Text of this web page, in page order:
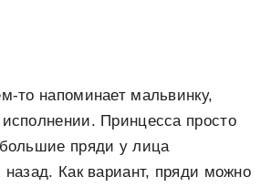
то напоминает мальвинку,
Принцесса просто
пряди у лица
назад. Как вариант, пряди можно